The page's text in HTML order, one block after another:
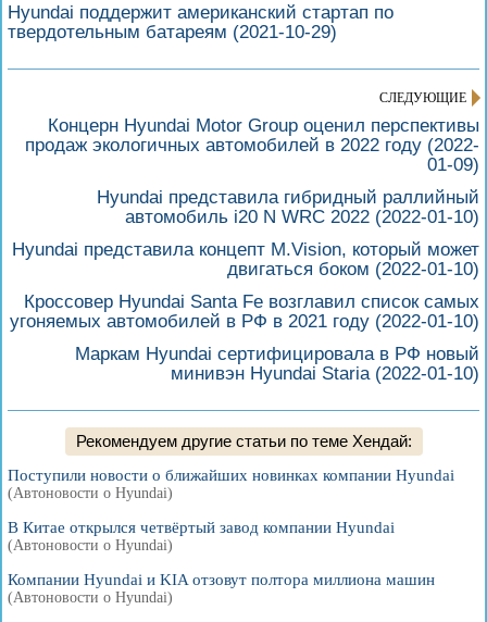
Hyundai поддержит американский стартап по
твердотельным батареям (2021-10-29)
СЛЕДУЮЩИЕ
Концерн Hyundai Motor Group оценил перспективы
продаж экологичных автомобилей в 2022 году (2022-
01-09)
Hyundai представила гибридный раллийный
автомобиль i20 N WRC 2022 (2022-01-10)
Hyundai представила концепт M.Vision, который может
двигаться боком (2022-01-10)
Кроссовер Hyundai Santa Fe возглавил список самых
угоняемых автомобилей в РФ в 2021 году (2022-01-10)
Маркам Hyundai сертифицировала в РФ новый
минивэн Hyundai Staria (2022-01-10)
Рекомендуем другие статьи по теме Хендай:
Поступили новости о ближайших новинках компании Hyundai
(Автоновости о Hyundai)
В Китае открылся четвёртый завод компании Hyundai
(Автоновости о Hyundai)
Компании Hyundai и KIA отзовут полтора миллиона машин
(Автоновости о Hyundai)